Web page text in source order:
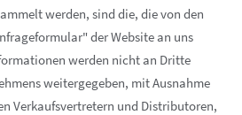
werden, sind die, die von den
der Website an uns
werden nicht an Dritte
weitergegeben, mit Ausnahme
Verkaufsvertretern und Distributoren,